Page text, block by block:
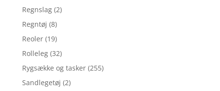
Regnslag (2)
Regntøj (8)
Reoler (19)
Rolleleg (32)
Rygsække og tasker (255)
Sandlegetøj (2)